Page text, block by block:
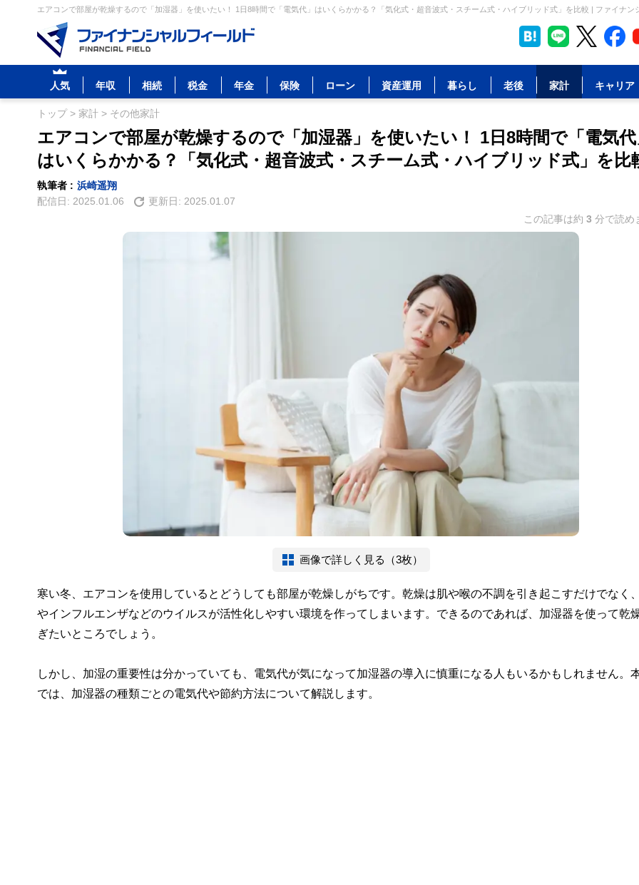
エアコンで部屋が乾燥するので「加湿器」を使いたい！ 1日8時間で「電気代」はいくらかかる？「気化式・超音波式・スチーム式・ハイブリッド式」を比較 | ファイナン
人気 年収 相続 税金 年金 保険 ローン 資産運用 暮らし 老後 家計 キャリア
トップ> 家計 > その他家計
エアコンで部屋が乾燥するので「加湿器」を使いたい！ 1日8時間で「電気代
はいくらかかる？「気化式・超音波式・スチーム式・ハイブリッド式」を比
執筆者 : 浜崎遥翔
配信日: 2025.01.06 更新日: 2025.01.07
この記事は約 3 分で読め
画像で詳しく見る（3枚）
寒い冬、エアコンを使用しているとどうしても部屋が乾燥しがちです。乾燥は肌や喉の不調を引き起こすだけでなく
やインフルエンザなどのウイルスが活性化しやすい環境を作ってしまいます。できるのであれば、加湿器を使って乾
ぎたいところでしょう。
しかし、加湿の重要性は分かっていても、電気代が気になって加湿器の導入に慎重になる人もいるかもしれません。
では、加湿器の種類ごとの電気代や節約方法について解説します。